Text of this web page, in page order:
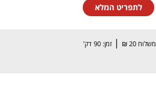
לתפריט המלא
משלוח 20 ₪ | זמן: 90 דק’